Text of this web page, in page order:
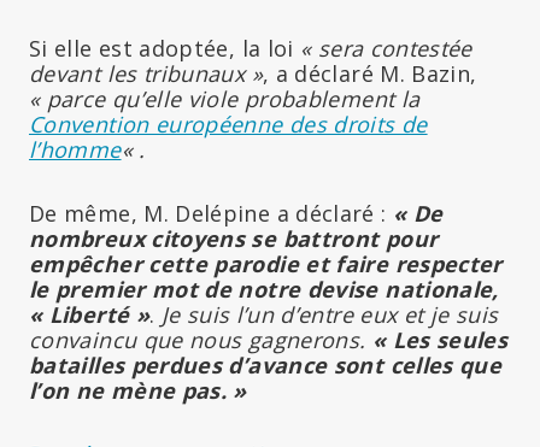
Si elle est adoptée, la loi « sera contestée
devant les tribunaux », a déclaré M. Bazin,
« parce qu’elle viole probablement la
Convention européenne des droits de
l’homme« .
De même, M. Delépine a déclaré : « De
nombreux citoyens se battront pour
empêcher cette parodie et faire respecter
le premier mot de notre devise nationale,
« Liberté ». Je suis l’un d’entre eux et je suis
convaincu que nous gagnerons. « Les seules
batailles perdues d’avance sont celles que
l’on ne mène pas. »